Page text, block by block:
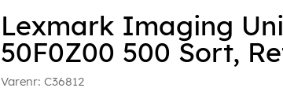
Lexmark Imaging
50F0Z00 500 Sort,
Varenr: C36812